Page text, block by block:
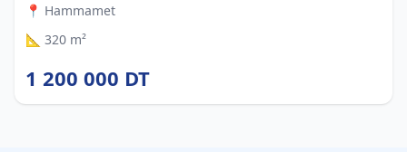
📍 Hammamet
📐 320 m²
1 200 000 DT